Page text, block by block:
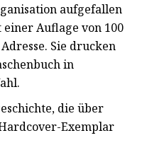
aufgefallen
Auflage von 100
Sie drucken
in
die über
Exemplar